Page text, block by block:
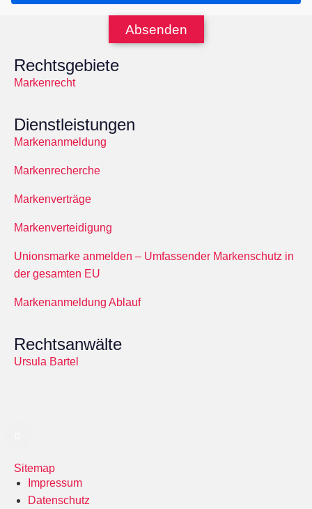
Absenden
Rechtsgebiete
Markenrecht
Dienstleistungen
Markenanmeldung
Markenrecherche
Markenverträge
Markenverteidigung
Unionsmarke anmelden – Umfassender Markenschutz in
der gesamten EU
Markenanmeldung Ablauf
Rechtsanwälte
Ursula Bartel
Sitemap
Impressum
Datenschutz